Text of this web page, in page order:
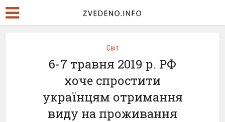
Світ
6-7 травня 2019 р. РФ
хоче спростити
українцям отримання
виду на проживання